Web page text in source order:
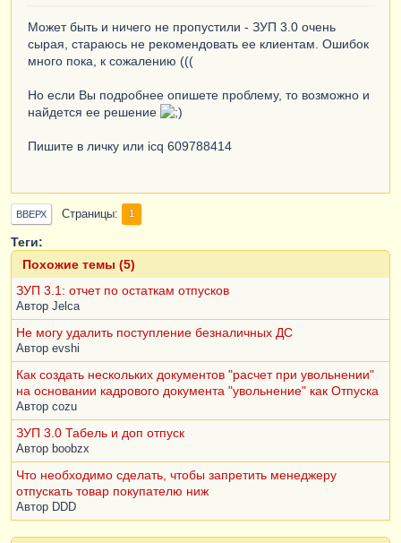
Может быть и ничего не пропустили - ЗУП 3.0 очень
сырая, стараюсь не рекомендовать ее клиентам. Ошибок
много пока, к сожалению (((
Но если Вы подробнее опишете проблему, то возможно и
найдется ее решение
Пишите в личку или icq 609788414
ВВЕРХ Страницы 1
Теги:
Похожие темы (5)
ЗУП 3.1: отчет по остаткам отпусков
Автор Jelca
Не могу удалить поступление безналичных ДС
Автор evshi
Как создать нескольких документов "расчет при увольнении"
на основании кадрового документа "увольнение" как Отпуска
Автор cozu
ЗУП 3.0 Табель и доп отпуск
Автор boobzx
Что необходимо сделать, чтобы запретить менеджеру
отпускать товар покупателю ниж
Автор DDD